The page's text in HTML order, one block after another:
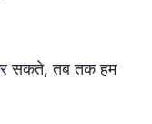
सकते, तब तक हम